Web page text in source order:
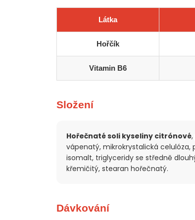
Látka
Hořčík
Vitamin B6
Složení
Hořečnaté soli kyseliny citrónové,
vápenatý, mikrokrystalická
isomalt, triglyceridy se středně
křemičitý, stearan hořečnatý.
Dávkování